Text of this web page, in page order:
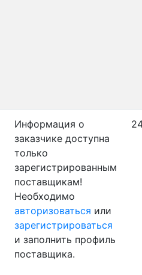
Информация о
заказчике доступна
только
зарегистрированным
поставщикам!
Необходимо
авторизоваться или
зарегистрироваться
и заполнить профиль
поставщика.